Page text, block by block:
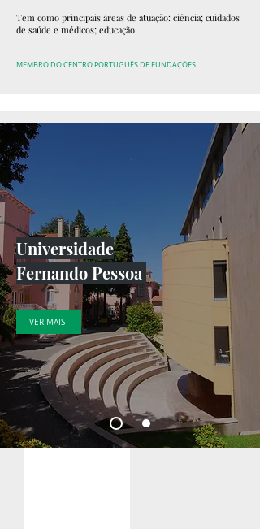
Tem como principais áreas de atuação: ciência; cuidados
de saúde e médicos; educação.
MEMBRO DO CENTRO PORTUGUÊS DE FUNDAÇÕES
Atividade
Universidade
Fernando Pessoa
VER MAIS